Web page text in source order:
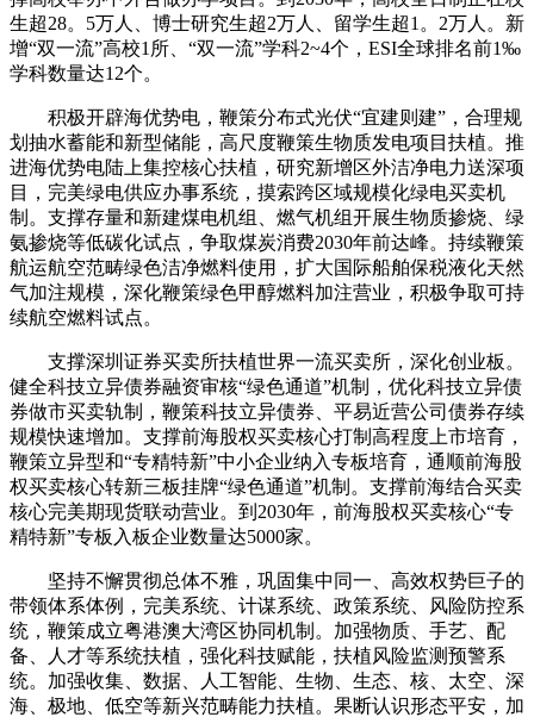
生超28。5万人、博士研究生超2万人、留学生超1。2万人。新
增“双一流”高校1所、“双一流”学科2~4个，ESI全球排名前1‰
学科数量达12个。
积极开辟海优势电，鞭策分布式光伏“宜建则建”，合理规
划抽水蓄能和新型储能，高尺度鞭策生物质发电项目扶植。推
进海优势电陆上集控核心扶植，研究新增区外洁净电力送深项
目，完美绿电供应办事系统，摸索跨区域规模化绿电买卖机
制。支撑存量和新建煤电机组、燃气机组开展生物质掺烧、绿
氨掺烧等低碳化试点，争取煤炭消费2030年前达峰。持续鞭策
航运航空范畴绿色洁净燃料使用，扩大国际船舶保税液化天然
气加注规模，深化鞭策绿色甲醇燃料加注营业，积极争取可持
续航空燃料试点。
支撑深圳证券买卖所扶植世界一流买卖所，深化创业板。
健全科技立异债券融资审核“绿色通道”机制，优化科技立异债
券做市买卖轨制，鞭策科技立异债券、平易近营公司债券存续
规模快速增加。支撑前海股权买卖核心打制高程度上市培育，
鞭策立异型和“专精特新”中小企业纳入专板培育，通顺前海股
权买卖核心转新三板挂牌“绿色通道”机制。支撑前海结合买卖
核心完美期现货联动营业。到2030年，前海股权买卖核心“专
精特新”专板入板企业数量达5000家。
坚持不懈贯彻总体不雅，巩固集中同一、高效权势巨子的
带领体系体例，完美系统、计谋系统、政策系统、风险防控系
统，鞭策成立粤港澳大湾区协同机制。加强物质、手艺、配
备、人才等系统扶植，强化科技赋能，扶植风险监测预警系
统。加强收集、数据、人工智能、生物、生态、核、太空、深
海、极地、低空等新兴范畴能力扶植。果断认识形态平安，加